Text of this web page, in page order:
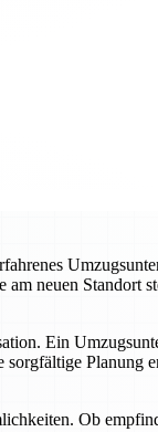
neuen Standort
Ein
Planung
Ob